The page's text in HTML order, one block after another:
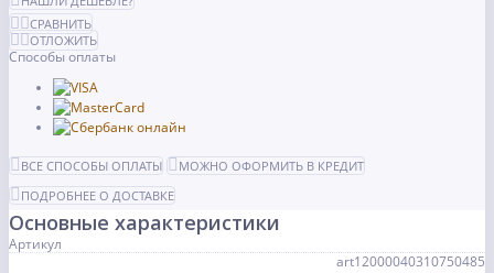
СРАВНИТЬ
ОТЛОЖИТЬ
Способы оплаты
ВСЕ СПОСОБЫ ОПЛАТЫ
МОЖНО ОФОРМИТЬ В КРЕДИТ
ПОДРОБНЕЕ О ДОСТАВКЕ
Основные характеристики
Артикул
art12000040310750485